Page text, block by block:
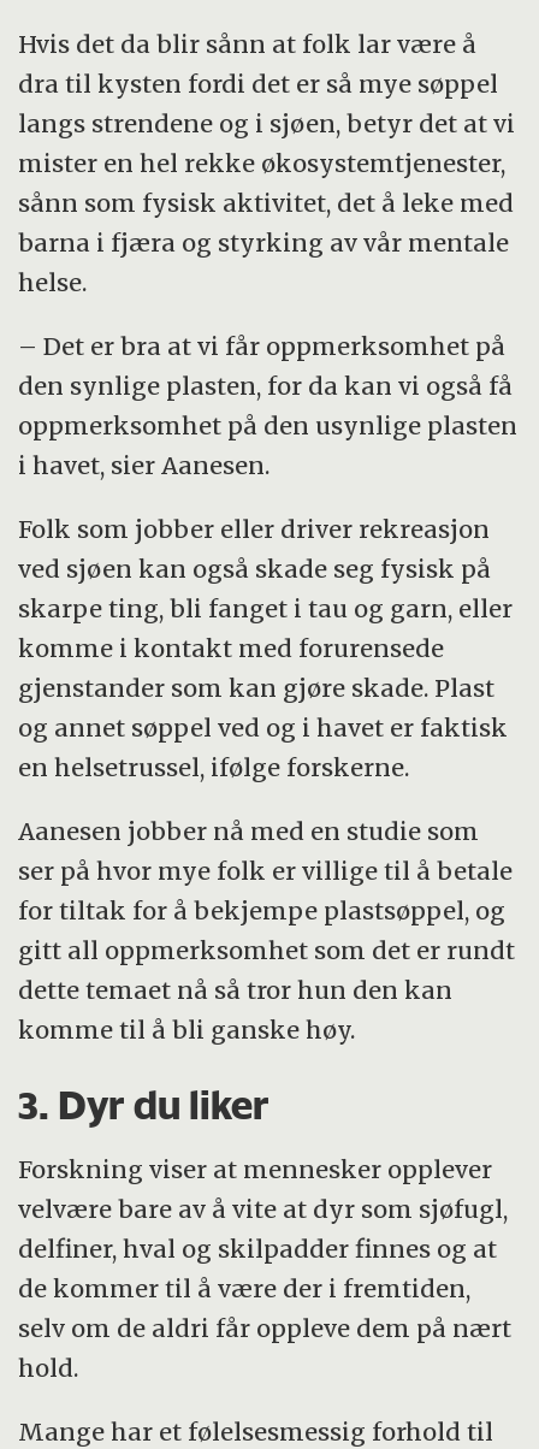
Hvis det da blir sånn at folk lar være å
dra til kysten fordi det er så mye søppel
langs strendene og i sjøen, betyr det at vi
mister en hel rekke økosystemtjenester,
sånn som fysisk aktivitet, det å leke med
barna i fjæra og styrking av vår mentale
helse.
– Det er bra at vi får oppmerksomhet på
den synlige plasten, for da kan vi også få
oppmerksomhet på den usynlige plasten
i havet, sier Aanesen.
Folk som jobber eller driver rekreasjon
ved sjøen kan også skade seg fysisk på
skarpe ting, bli fanget i tau og garn, eller
komme i kontakt med forurensede
gjenstander som kan gjøre skade. Plast
og annet søppel ved og i havet er faktisk
en helsetrussel, ifølge forskerne.
Aanesen jobber nå med en studie som
ser på hvor mye folk er villige til å betale
for tiltak for å bekjempe plastsøppel, og
gitt all oppmerksomhet som det er rundt
dette temaet nå så tror hun den kan
komme til å bli ganske høy.
3. Dyr du liker
Forskning viser at mennesker opplever
velvære bare av å vite at dyr som sjøfugl,
delfiner, hval og skilpadder finnes og at
de kommer til å være der i fremtiden,
selv om de aldri får oppleve dem på nært
hold.
Mange har et følelsesmessig forhold til